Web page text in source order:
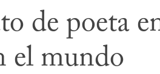
de poeta
el mundo